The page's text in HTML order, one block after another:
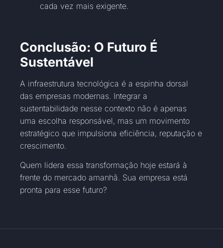
cada vez mais exigente.
Conclusão: O Futuro É
Sustentável
A infraestrutura tecnológica é a espinha dorsal
das empresas modernas. Integrar a
sustentabilidade nesse contexto não é apenas
uma escolha responsável, mas um movimento
estratégico que impulsiona eficiência, reputação e
crescimento.
Quem lidera essa transformação hoje estará à
frente do mercado amanhã. Sua empresa está
pronta para esse futuro?